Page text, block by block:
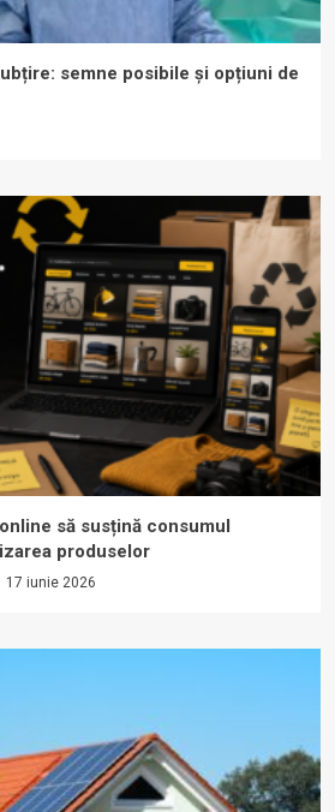
semne posibile și opțiuni de
să susțină consumul
produselor
17 iunie 2026